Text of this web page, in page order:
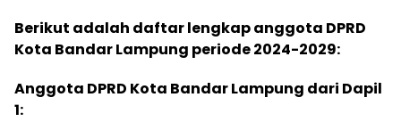
Berikut adalah daftar lengkap anggota DPRD
Kota Bandar Lampung periode 2024-2029:
Anggota DPRD Kota Bandar Lampung dari Dapil
1: